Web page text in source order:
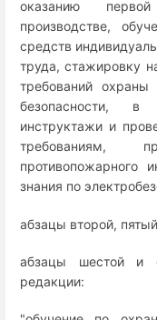
оказанию
производстве,
средств
труда, стажировку
требований
безопасности,
инструктажи и
требованиям,
противопожарного
знания по
абзацы второй,
абзацы шестой и
редакции: